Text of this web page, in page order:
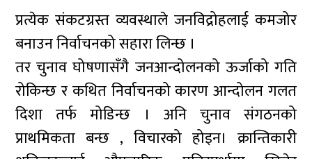
प्रत्येक संकटग्रस्त व्यवस्थाले जनविद्रोहलाई कमजोर
बनाउन निर्वाचनको सहारा लिन्छ ।
तर चुनाव घोषणासँगै जनआन्दोलनको ऊर्जाको गति
रोकिन्छ र कथित निर्वाचनको कारण आन्दोलन गलत
दिशा तर्फ मोडिन्छ । अनि चुनाव संगठनको
प्राथमिकता बन्छ , विचारको होइन। क्रान्तिकारी